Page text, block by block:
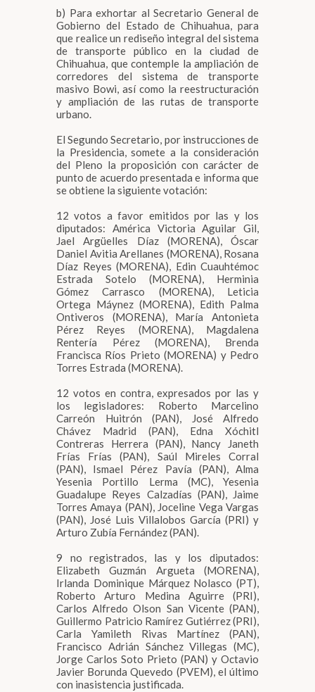
b) Para exhortar al Secretario General de
Gobierno del Estado de Chihuahua, para
que realice un rediseño integral del sistema
de transporte público en la ciudad de
Chihuahua, que contemple la ampliación de
corredores del sistema de transporte
masivo Bowi, así como la reestructuración
y ampliación de las rutas de transporte
urbano.
El Segundo Secretario, por instrucciones de
la Presidencia, somete a la consideración
del Pleno la proposición con carácter de
punto de acuerdo presentada e informa que
se obtiene la siguiente votación:
12 votos a favor emitidos por las y los
diputados: América Victoria Aguilar Gil,
Jael Argüelles Díaz (MORENA), Óscar
Daniel Avitia Arellanes (MORENA), Rosana
Díaz Reyes (MORENA), Edin Cuauhtémoc
Estrada Sotelo (MORENA), Herminia
Gómez Carrasco (MORENA), Leticia
Ortega Máynez (MORENA), Edith Palma
Ontiveros (MORENA), María Antonieta
Pérez Reyes (MORENA), Magdalena
Rentería Pérez (MORENA), Brenda
Francisca Ríos Prieto (MORENA) y Pedro
Torres Estrada (MORENA).
12 votos en contra, expresados por las y
los legisladores: Roberto Marcelino
Carreón Huitrón (PAN), José Alfredo
Chávez Madrid (PAN), Edna Xóchitl
Contreras Herrera (PAN), Nancy Janeth
Frías Frías (PAN), Saúl Mireles Corral
(PAN), Ismael Pérez Pavía (PAN), Alma
Yesenia Portillo Lerma (MC), Yesenia
Guadalupe Reyes Calzadías (PAN), Jaime
Torres Amaya (PAN), Joceline Vega Vargas
(PAN), José Luis Villalobos García (PRI) y
Arturo Zubía Fernández (PAN).
9 no registrados, las y los diputados:
Elizabeth Guzmán Argueta (MORENA),
Irlanda Dominique Márquez Nolasco (PT),
Roberto Arturo Medina Aguirre (PRI),
Carlos Alfredo Olson San Vicente (PAN),
Guillermo Patricio Ramírez Gutiérrez (PRI),
Carla Yamileth Rivas Martínez (PAN),
Francisco Adrián Sánchez Villegas (MC),
Jorge Carlos Soto Prieto (PAN) y Octavio
Javier Borunda Quevedo (PVEM), el último
con inasistencia justificada.